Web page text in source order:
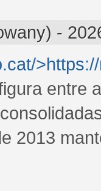
-
entre
2013